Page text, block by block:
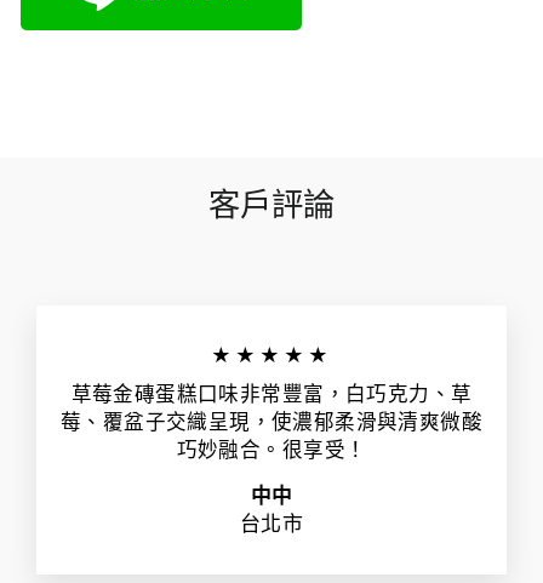
客戶評論
★★★★★
草莓金磚蛋糕口味非常豐富，白巧克力、草
莓、覆盆子交織呈現，使濃郁柔滑與清爽微酸
巧妙融合。很享受！
中中
台北市